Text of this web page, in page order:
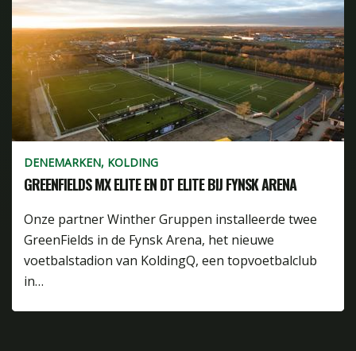
DENEMARKEN, KOLDING
GREENFIELDS MX ELITE EN DT ELITE BIJ FYNSK ARENA
Onze partner Winther Gruppen installeerde twee
GreenFields in de Fynsk Arena, het nieuwe
voetbalstadion van KoldingQ, een topvoetbalclub
in…